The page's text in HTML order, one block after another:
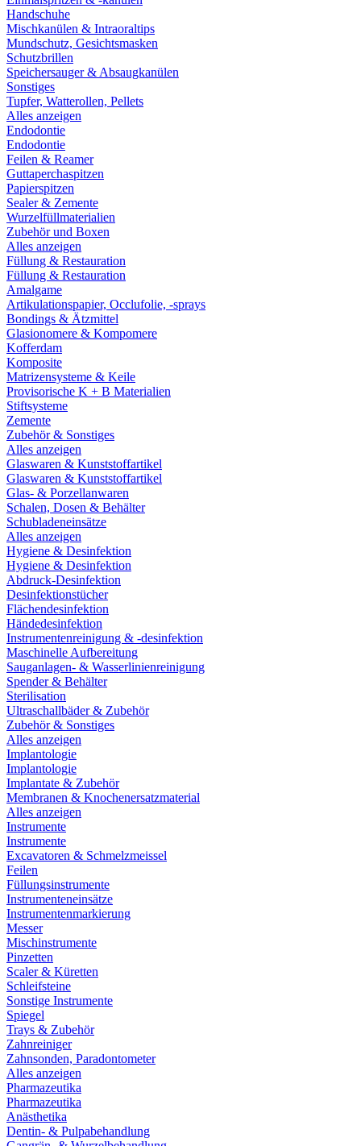
Handschuhe
Mischkanülen & Intraoraltips
Mundschutz, Gesichtsmasken
Schutzbrillen
Speichersauger & Absaugkanülen
Sonstiges
Tupfer, Watterollen, Pellets
Alles anzeigen
Endodontie
Endodontie
Feilen & Reamer
Guttaperchaspitzen
Papierspitzen
Sealer & Zemente
Wurzelfüllmaterialien
Zubehör und Boxen
Alles anzeigen
Füllung & Restauration
Füllung & Restauration
Amalgame
Artikulationspapier, Occlufolie, -sprays
Bondings & Ätzmittel
Glasionomere & Kompomere
Kofferdam
Komposite
Matrizensysteme & Keile
Provisorische K + B Materialien
Stiftsysteme
Zemente
Zubehör & Sonstiges
Alles anzeigen
Glaswaren & Kunststoffartikel
Glaswaren & Kunststoffartikel
Glas- & Porzellanwaren
Schalen, Dosen & Behälter
Schubladeneinsätze
Alles anzeigen
Hygiene & Desinfektion
Hygiene & Desinfektion
Abdruck-Desinfektion
Desinfektionstücher
Flächendesinfektion
Händedesinfektion
Instrumentenreinigung & -desinfektion
Maschinelle Aufbereitung
Sauganlagen- & Wasserlinienreinigung
Spender & Behälter
Sterilisation
Ultraschallbäder & Zubehör
Zubehör & Sonstiges
Alles anzeigen
Implantologie
Implantologie
Implantate & Zubehör
Membranen & Knochenersatzmaterial
Alles anzeigen
Instrumente
Instrumente
Excavatoren & Schmelzmeissel
Feilen
Füllungsinstrumente
Instrumenteneinsätze
Instrumentenmarkierung
Messer
Mischinstrumente
Pinzetten
Scaler & Küretten
Schleifsteine
Sonstige Instrumente
Spiegel
Trays & Zubehör
Zahnreiniger
Zahnsonden, Paradontometer
Alles anzeigen
Pharmazeutika
Pharmazeutika
Anästhetika
Dentin- & Pulpabehandlung